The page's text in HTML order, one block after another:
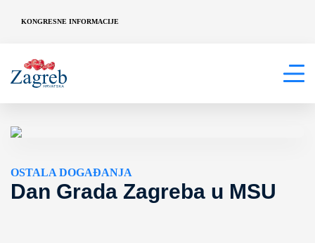
KONGRESNE INFORMACIJE
OSTALA DOGAĐANJA
Dan Grada Zagreba u MSU